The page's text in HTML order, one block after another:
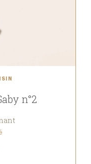
n°2